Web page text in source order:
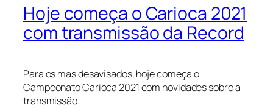
Hoje começa o Carioca 2021
com transmissão da Record
Para os mas desavisados, hoje começa o
Campeonato Carioca 2021 com novidades sobre a
transmissão.